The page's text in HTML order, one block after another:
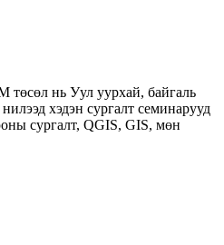
нь Уул уурхай, байгаль
хэдэн сургалт семинарууд
сургалт, QGIS, GIS, мөн